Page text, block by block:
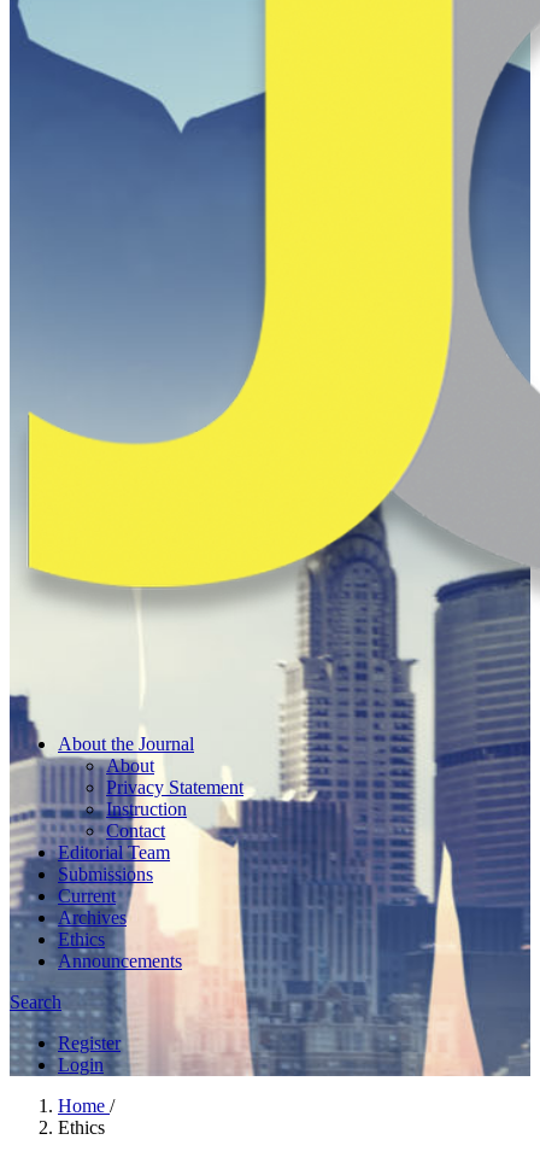
About the Journal
About
Privacy Statement
Instruction
Contact
Editorial Team
Submissions
Current
Archives
Ethics
Announcements
Search
Register
Login
Home /
Ethics